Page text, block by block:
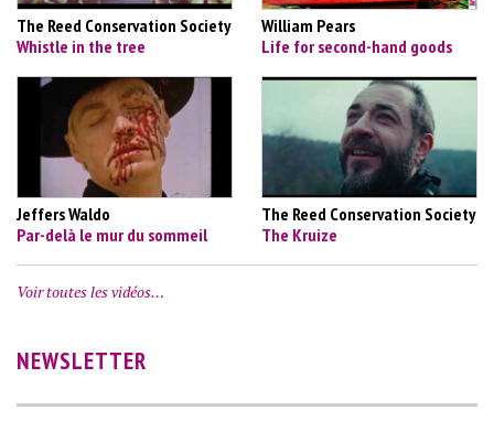
The Reed Conservation Society
Whistle in the tree
William Pears
Life for second-hand goods
Jeffers Waldo
Par-delà le mur du sommeil
The Reed Conservation Society
The Kruize
Voir toutes les vidéos…
NEWSLETTER